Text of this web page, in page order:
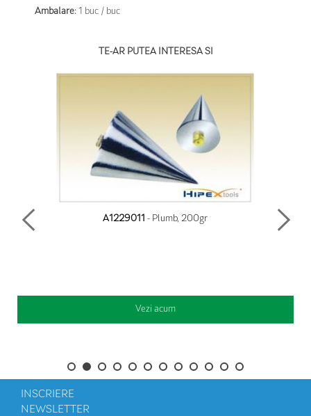
Ambalare: 1 buc / buc
TE-AR PUTEA INTERESA SI
A1229011 - Plumb, 200gr
Vezi acum
INSCRIERE
NEWSLETTER